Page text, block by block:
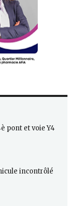
pont et voie Y4
incontrôlé